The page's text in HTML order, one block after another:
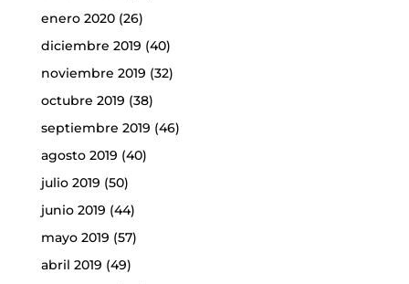
enero 2020(26)
diciembre 2019 (40)
noviembre 2019 (32)
octubre 2019 (38)
septiembre 2019 (46)
agosto 2019 (40)
julio 2019 (50)
junio 2019 (44)
mayo 2019 (57)
abril 2019 (49)